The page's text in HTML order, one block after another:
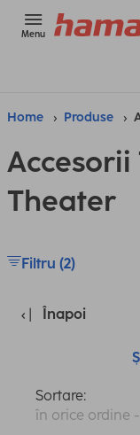
Menu
Home Produse
Accesorii
Theater
Filtru (2)
Înapoi
Sortare:
în orice ordine